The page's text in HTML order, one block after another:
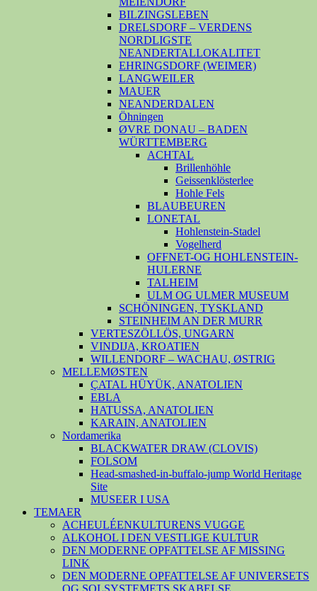
BILZINGSLEBEN
DRELSDORF – VERDENS
NORDLIGSTE
NEANDERTALLOKALITET
EHRINGSDORF (WEIMER)
LANGWEILER
MAUER
NEANDERDALEN
Öhningen
ØVRE DONAU – BADEN
WÜRTTEMBERG
ACHTAL
Brillenhöhle
Geissenklösterlee
Hohle Fels
BLAUBEUREN
LONETAL
Hohlenstein-Stadel
Vogelherd
OFFNET-OG HOHLENSTEIN-
HULERNE
TALHEIM
ULM OG ULMER MUSEUM
SCHÖNINGEN, TYSKLAND
STEINHEIM AN DER MURR
VERTESZÖLLÖS, UNGARN
VINDIJA, KROATIEN
WILLENDORF – WACHAU, ØSTRIG
MELLEMØSTEN
ÇATAL HÜYÜK, ANATOLIEN
EBLA
HATUSSA, ANATOLIEN
KARAIN, ANATOLIEN
Nordamerika
BLACKWATER DRAW (CLOVIS)
FOLSOM
Head-smashed-in-buffalo-jump World Heritage
Site
MUSEER I USA
TEMAER
ACHEULÉENKULTURENS VUGGE
ALKOHOL I DEN VESTLIGE KULTUR
DEN MODERNE OPFATTELSE AF MISSING
LINK
DEN MODERNE OPFATTELSE AF UNIVERSETS
OG SOLSYSTEMETS SKABELSE